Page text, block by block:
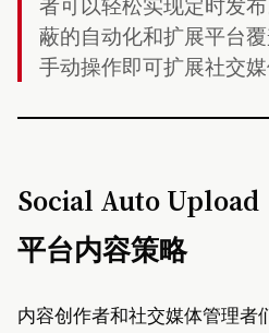
蔽的自动化和扩展平台
手动操作即可扩展社交媒
Social Auto
平台内容策略
内容创作者和社交媒体管理者